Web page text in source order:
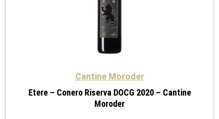
Cantine Moroder
Etere – Conero Riserva DOCG 2020 – Cantine
Moroder